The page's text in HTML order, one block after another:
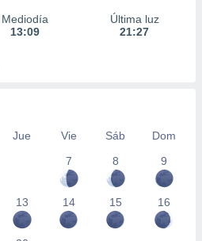
Mediodía
13:09
Última luz
21:27
Jue Vie Sáb
Dom
7
8 9
13 14 15 16